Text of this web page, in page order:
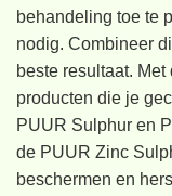
behandeling toe te
nodig. Combineer
beste resultaat.
producten die je
PUUR Sulphur en
de PUUR Zinc
beschermen en